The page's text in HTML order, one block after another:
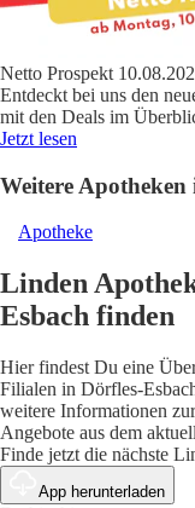
Netto Prospekt
Entdeckt bei uns den
mit den Deals im
Jetzt lesen
Weitere Apotheken
Apotheke
Linden
Esbach finden
Hier findest Du eine
Filialen in Dörfles-
weitere Informationen
Angebote aus dem
Finde jetzt die nächste
App herunterladen